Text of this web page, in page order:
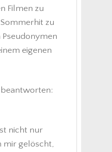
Filmen zu
zu
eigenen
beantworten:
nicht nur
mir gelöscht,